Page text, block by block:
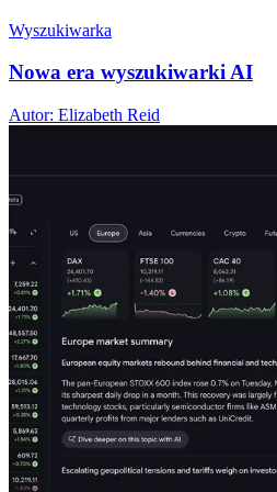
Wyszukiwarka
Nowa era wyszukiwarki AI
Autor: Elizabeth Reid